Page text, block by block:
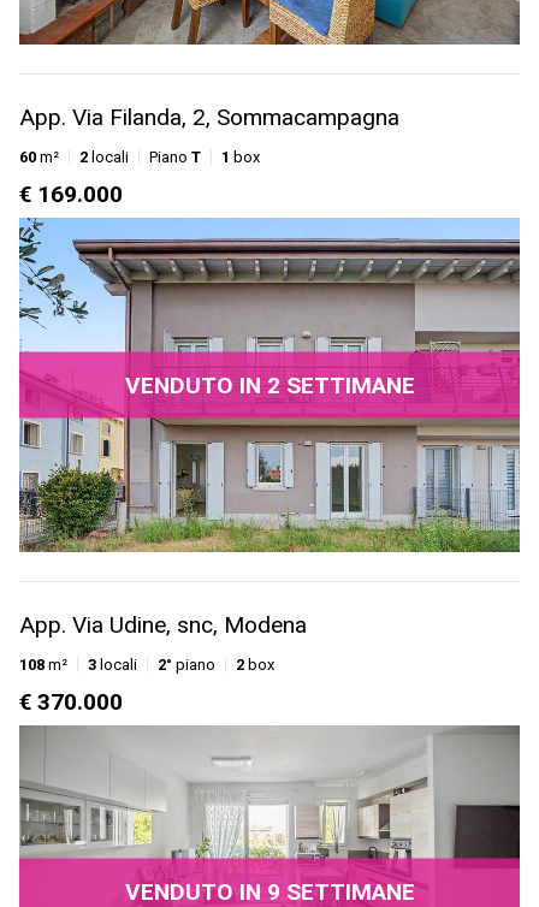
App. Via Filanda, 2, Sommacampagna
60 m² 2 locali Piano T 1 box
€ 169.000
VENDUTO IN 2 SETTIMANE
App. Via Udine, snc, Modena
108 m² 3 locali 2° piano 2 box
€ 370.000
VENDUTO IN 9 SETTIMANE